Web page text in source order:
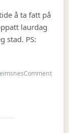
å ta fatt på
laurdag
stad. PS:
Commenton